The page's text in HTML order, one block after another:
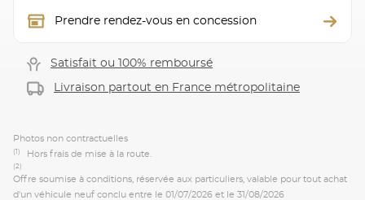
Prendre rendez-vous en concession
Satisfait ou 100% remboursé
Livraison partout en France métropolitaine
Photos non contractuelles
(1) Hors frais de mise à la route.
(2)
Offre soumise à conditions, réservée aux particuliers, valable pour tout achat
d'un véhicule neuf conclu entre le 01/07/2026 et le 31/08/2026